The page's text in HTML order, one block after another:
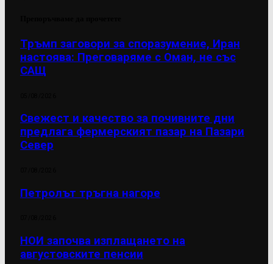
Тръмп заговори за споразумение, Иран
настоява: Преговаряме с Оман, не със
САЩ
Свежест и качество за почивните дни
предлага фермерският пазар на Пазари
Север
Петролът тръгна нагоре
НОИ започва изплащането на
августовските пенсии